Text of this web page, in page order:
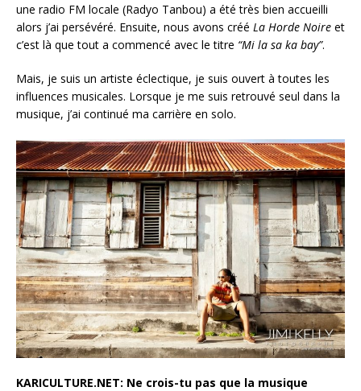
une radio FM locale (Radyo Tanbou) a été très bien accueilli
alors j’ai persévéré. Ensuite, nous avons créé La Horde Noire et
c’est là que tout a commencé avec le titre “Mi la sa ka bay”.
Mais, je suis un artiste éclectique, je suis ouvert à toutes les
influences musicales. Lorsque je me suis retrouvé seul dans la
musique, j’ai continué ma carrière en solo.
KARICULTURE.NET: Ne crois-tu pas que la musique